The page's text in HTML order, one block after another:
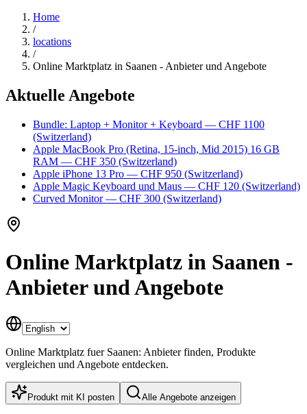
Home
/
locations
/
Online Marktplatz in Saanen - Anbieter und Angebote
Aktuelle Angebote
Bundle: Laptop + Monitor + Keyboard — CHF 1100
(Switzerland)
Apple MacBook Pro (Retina, 15-inch, Mid 2015) 16 GB
RAM — CHF 350 (Switzerland)
Apple iPhone 13 Pro — CHF 950 (Switzerland)
Apple Magic Keyboard und Maus — CHF 120 (Switzerland)
Curved Monitor— CHF 300 (Switzerland)
Online Marktplatz in Saanen -
Anbieter und Angebote
Online Marktplatz fuer Saanen: Anbieter finden, Produkte
vergleichen und Angebote entdecken.
Produkt mit KI posten Alle Angebote anzeigen